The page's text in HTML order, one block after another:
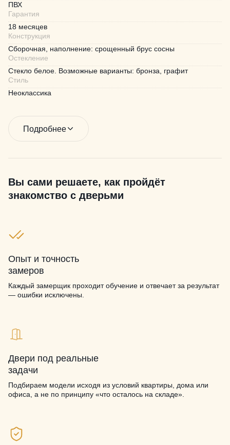
ПВХ
Гарантия
18 месяцев
Конструкция
Сборочная, наполнение: срощенный брус сосны
Остекление
Стекло белое. Возможные варианты: бронза, графит
Стиль
Неоклассика
Подробнее
Вы сами решаете, как пройдёт
знакомство с дверьми
Опыт и точность
замеров
Каждый замерщик проходит обучение и отвечает за результат
— ошибки исключены.
Двери под реальные
задачи
Подбираем модели исходя из условий квартиры, дома или
офиса, а не по принципу «что осталось на складе».